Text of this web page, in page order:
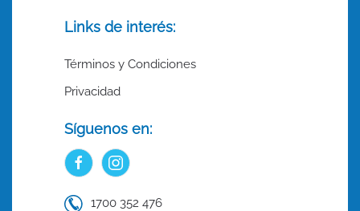
Links de interés:
Términos y Condiciones
Privacidad
Síguenos en:
1700 352 476